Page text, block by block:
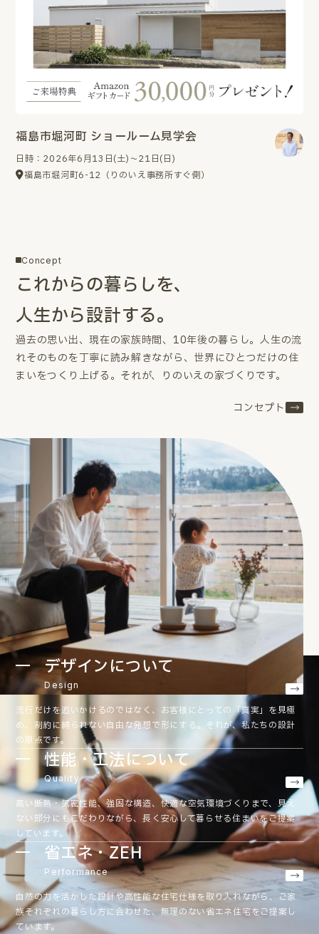
福島市堀河町 ショールーム見学会
日時：2026年6月13日(土)～21日(日)
福島市堀河町6-12（りのいえ事務所すぐ側）
Concept
これからの暮らしを、
人生から設計する。
過去の思い出、現在の家族時間、10年後の暮らし。人生の流
れそのものを丁寧に読み解きながら、世界にひとつだけの住
まいをつくり上げる。 それが、りのいえの家づくりです。
コンセプト
デザインについて
Design
流行だけを追いかけるのではなく、お客様にとっての「真実」を見極
め、制約に縛られない自由な発想で形にする。それが、私たちの設計
の原点です。
性能・工法について
Quality
高い断熱・気密性能、強固な構造、快適な空気環境づくりまで、見え
ない部分にもこだわりながら、長く安心して暮らせる住まいをご提案
しています。
省エネ・ZEH
Performance
自然の力を活かした設計や高性能な住宅仕様を取り入れながら、ご家
族それぞれの暮らし方に合わせた、無理のない省エネ住宅をご提案し
ています。